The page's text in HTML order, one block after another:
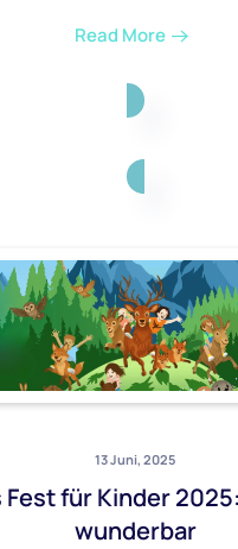
Read More
13 Juni, 2025
Fest für Kinder
wunderbar